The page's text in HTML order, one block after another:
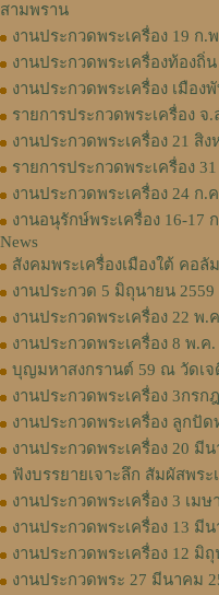
สามพราน
งานประกวดพระเครื่อง 19 ก
งานประกวดพระเครื่องท้องถิ่
งานประกวดพระเครื่อง เมือง
รายการประกวดพระเครื่อง
งานประกวดพระเครื่อง 21 สิ
รายการประกวดพระเครื่อง
งานประกวดพระเครื่อง 24 ก
งานอนุรักษ์พระเครื่อง 16-17
News
สังคมพระเครื่องเมืองใต้ คอ
งานประกวด 5 มิถุนายน
งานประกวดพระเครื่อง 22 พ
งานประกวดพระเครื่อง 8 พ.ค.
บุญมหาสงกรานต์ 59 ณ วัดเ
งานประกวดพระเครื่อง 3กร
งานประกวดพระเครื่อง ลูกปั
งานประกวดพระเครื่อง 20 มี
ฟังบรรยายเจาะลึก สัมผัสพร
งานประกวดพระเครื่อง 3 เม
งานประกวดพระเครื่อง 13 มี
งานประกวดพระเครื่อง 12 มิ
งานประกวดพระ 27 มีนาคม